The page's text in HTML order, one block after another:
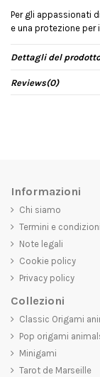
Per gli appassionati
e una protezione per
Dettagli del prodotto
Reviews(0)
Informazioni
Chi siamo
Termini e
Note legali
Cookie policy
Privacy policy
Collezioni
Classic Origami
Pop origami
Minigami
Tarot de Marseille